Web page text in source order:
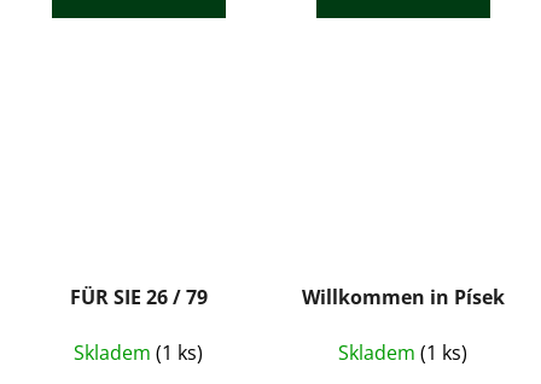
FÜR SIE 26 / 79
Skladem (1 ks)
Willkommen in Písek
Skladem (1 ks)